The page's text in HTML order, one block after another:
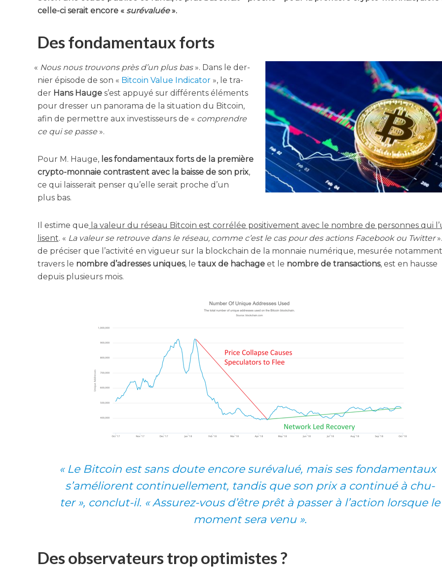
celle-ci serait encore « sur­éva­luée».
Des fondamentaux forts
« Nous nous trou­vons près d’un plus bas». Dans le der­
nier épi­sode de son « Bit­coin Value Indi­ca­tor», le tra­
der Hans Hauges’est appuyé sur dif­fé­rents élé­ments
pour dres­ser un pano­ra­ma de la situa­tion du Bit­coin,
afin de per­mettre aux inves­tis­seurs de « com­prendre
ce qui se passe».
Pour M. Hauge,les fon­da­men­taux forts de la pre­mière
cryp­to-mon­naie contrastent avec la baisse de son prix,
ce qui lais­se­rait pen­ser qu’elle serait proche d’un
plus bas.
Il estime que la valeur du réseau Bit­coin est cor­ré­lée posi­ti­ve­ment avec le nombre de per­sonnes qui
lisent. « La valeur se retrouve dans le réseau, comme c’est le cas pour des actions Face­book ou Twit­ter
de pré­ci­ser que l’ac­ti­vi­té en vigueur sur la blo­ck­chain de la mon­naie numé­rique, mesu­rée
tra­vers le nombre d’a­dresses uniques, le taux de hachageet le nombre de tran­sac­tions, est en hausse
depuis plu­sieurs mois.
«Le Bit­coin est sans doute encore sur­éva­lué, mais ses fon­da­men­taux
s’a­mé­liorent conti­nuel­le­ment, tan­dis que son prix a conti­nué à chu­
ter », conclut-il. « Assu­rez-vous d’être prêt à pas­ser à l’ac­tion lorsque le
moment sera venu ».
Des observateurs trop optimistes ?